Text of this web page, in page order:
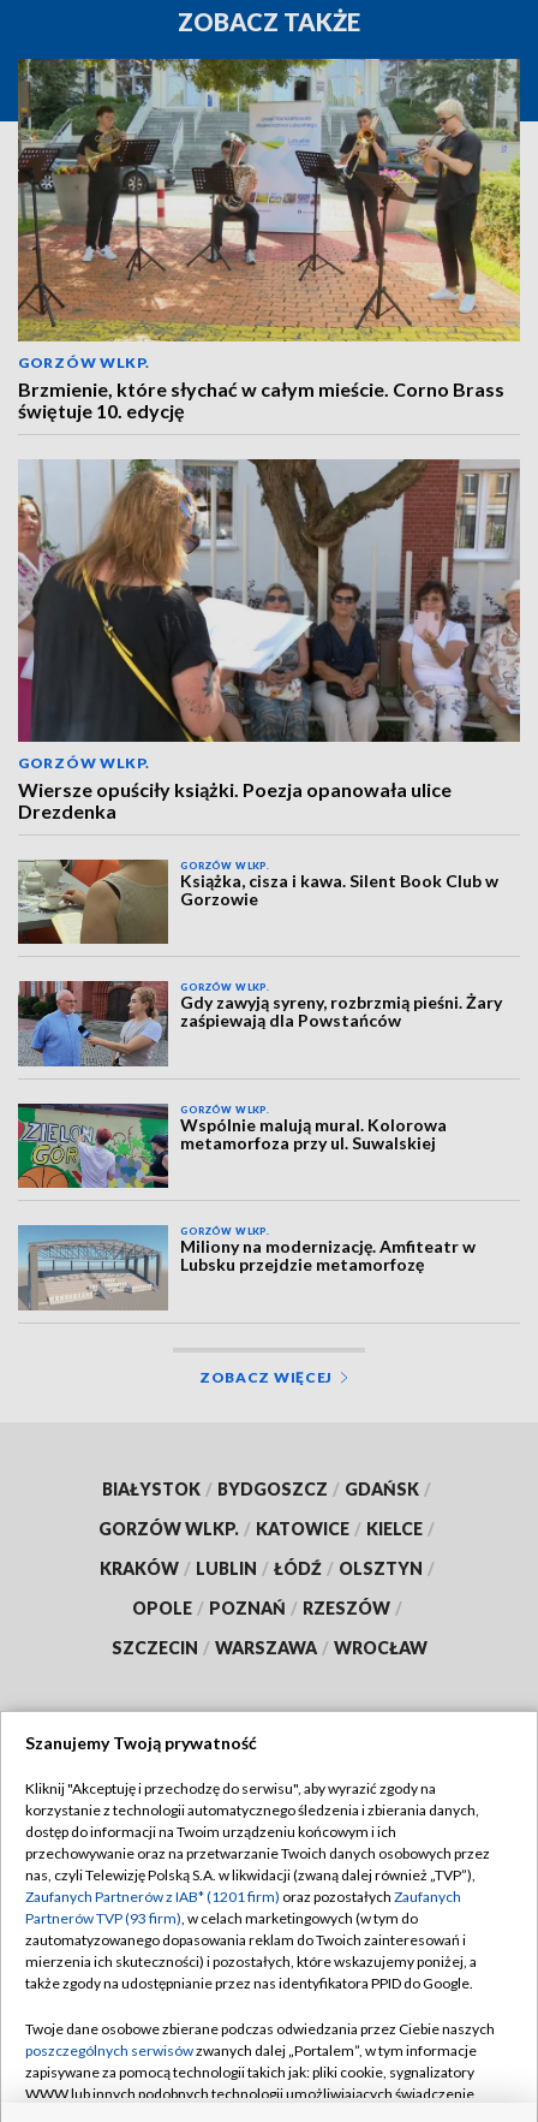
ZOBACZ TAKŻE
GORZÓW WLKP.
Brzmienie, które słychać w całym mieście. Corno Brass
świętuje 10. edycję
GORZÓW WLKP.
Wiersze opuściły książki. Poezja opanowała ulice
Drezdenka
GORZÓW WLKP.
Książka, cisza i kawa. Silent Book Club w
Gorzowie
GORZÓW WLKP.
Gdy zawyją syreny, rozbrzmią pieśni. Żary
zaśpiewają dla Powstańców
GORZÓW WLKP.
Wspólnie malują mural. Kolorowa
metamorfoza przy ul. Suwalskiej
GORZÓW WLKP.
Miliony na modernizację. Amfiteatr w
Lubsku przejdzie metamorfozę
ZOBACZ WIĘCEJ
BIAŁYSTOK / BYDGOSZCZ / GDAŃSK /
GORZÓW WLKP. / KATOWICE / KIELCE /
KRAKÓW / LUBLIN / ŁÓDŹ / OLSZTYN /
OPOLE / POZNAŃ / RZESZÓW /
SZCZECIN / WARSZAWA / WROCŁAW
TVP
Abonament TVP
Emisja w TVP
Centrum informacji TVP
Naziemna Telewizja Cyfrowa
Rada Programowa
System NOS
Regulamin TVP
Polityka prywatności
Moje zgody
Pomoc
Kontakt
Szanujemy Twoją prywatność
Kliknij "Akceptuję i przechodzę do serwisu", aby wyrazić zgody na
korzystanie z technologii automatycznego śledzenia i zbierania danych,
dostęp do informacji na Twoim urządzeniu końcowym i ich
przechowywanie oraz na przetwarzanie Twoich danych osobowych przez
nas, czyli Telewizję Polską S.A. w likwidacji (zwaną dalej również „TVP”),
Zaufanych Partnerów z IAB* (1201 firm) oraz pozostałych Zaufanych
Partnerów TVP (93 firm), w celach marketingowych (w tym do
zautomatyzowanego dopasowania reklam do Twoich zainteresowań i
mierzenia ich skuteczności) i pozostałych, które wskazujemy poniżej, a
także zgody na udostępnianie przez nas identyfikatora PPID do Google.
Twoje dane osobowe zbierane podczas odwiedzania przez Ciebie naszych
poszczególnych serwisówzwanych dalej „Portalem”, w tym informacje
zapisywane za pomocą technologii takich jak: pliki cookie, sygnalizatory
WWW lub innych podobnych technologii umożliwiających świadczenie